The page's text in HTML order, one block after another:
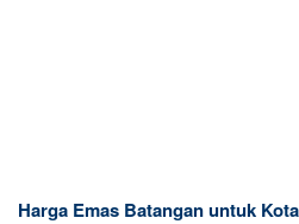
Harga Emas Batangan untuk